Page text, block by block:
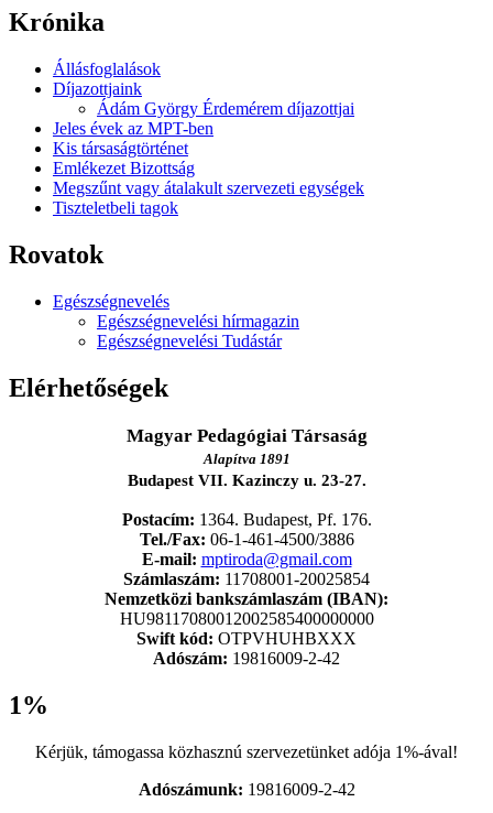
Krónika
Állásfoglalások
Díjazottjaink
Ádám György Érdemérem díjazottjai
Jeles évek az MPT-ben
Kis társaságtörténet
Emlékezet Bizottság
Megszűnt vagy átalakult szervezeti egységek
Tiszteletbeli tagok
Rovatok
Egészségnevelés
Egészségnevelési hírmagazin
Egészségnevelési Tudástár
Elérhetőségek
Magyar Pedagógiai Társaság
Alapítva 1891
Budapest VII. Kazinczy u. 23-27.
Postacím: 1364. Budapest, Pf. 176.
Tel./Fax: 06-1-461-4500/3886
E-mail: mptiroda@gmail.com
Számlaszám: 11708001-20025854
Nemzetközi bankszámlaszám (IBAN):
HU98117080012002585400000000
Swift kód: OTPVHUHBXXX
Adószám: 19816009-2-42
1%
Kérjük, támogassa közhasznú szervezetünket adója 1%-ával!
Adószámunk: 19816009-2-42